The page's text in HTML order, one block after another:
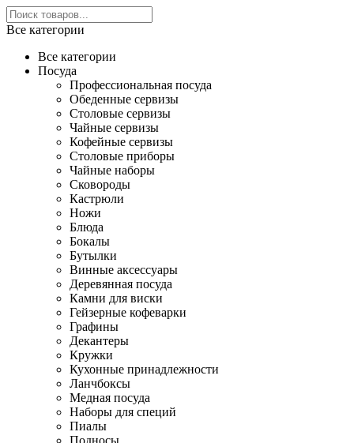
Все категории
Все категории
Посуда
Профессиональная посуда
Обеденные сервизы
Столовые сервизы
Чайные сервизы
Кофейные сервизы
Столовые приборы
Чайные наборы
Сковороды
Кастрюли
Ножи
Блюда
Бокалы
Бутылки
Винные аксессуары
Деревянная посуда
Камни для виски
Гейзерные кофеварки
Графины
Декантеры
Кружки
Кухонные принадлежности
Ланчбоксы
Медная посуда
Наборы для специй
Пиалы
Подносы